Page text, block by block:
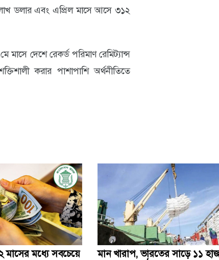
ডলার এবং এপ্রিল মাসে আসে ৩১২
মাসে দেশে রেকর্ড পরিমাণ রেমিট্যান্স
করার পাশাপাশি অর্থনীতিতে
মাসের মধ্যে সবচেয়ে
মান খারাপ, ভারতের সাড়ে ১১